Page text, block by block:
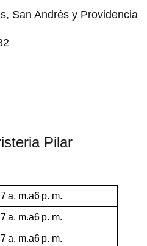
San Andrés y Providencia
Pilar
7 a. m.a6 p. m.
7 a. m.a6 p. m.
7 a. m.a6 p. m.